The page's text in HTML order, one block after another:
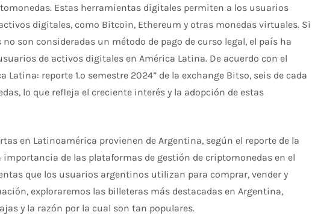
Estas herramientas digitales permiten a los usuarios
digitales, como Bitcoin, Ethereum y otras monedas virtuales. Si
son consideradas un método de pago de curso legal, el país ha
de activos digitales en América Latina. De acuerdo con el
reporte 1.º semestre 2024” de la exchange Bitso, seis de cada
lo que refleja el creciente interés y la adopción de estas
en Latinoamérica provienen de Argentina, según el reporte de la
importancia de las plataformas de gestión de criptomonedas en el
que los usuarios argentinos utilizan para comprar, vender y
exploraremos las billeteras más destacadas en Argentina,
y la razón por la cual son tan populares.